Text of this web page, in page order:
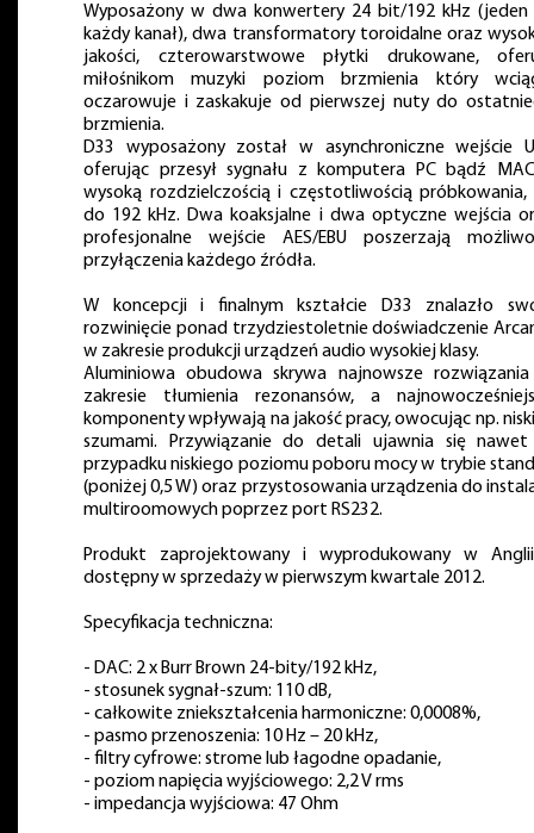
Wyposażony w dwa konwertery 24 bit/192 kHz (jeden
każdy kanał), dwa transformatory toroidalne oraz
jakości, czterowarstwowe płytki drukowane,
miłośnikom muzyki poziom brzmienia który
oczarowuje i zaskakuje od pierwszej nuty do
brzmienia.
D33 wyposażony został w asynchroniczne wejście
oferując przesył sygnału z komputera PC bądź
wysoką rozdzielczością i częstotliwością próbkowania,
do 192 kHz. Dwa koaksjalne i dwa optyczne wejścia
profesjonalne wejście AES/EBU poszerzają
przyłączenia każdego źródła.
W koncepcji i finalnym kształcie D33 znalazło
rozwinięcie ponad trzydziestoletnie doświadczenie
w zakresie produkcji urządzeń audio wysokiej klasy.
Aluminiowa obudowa skrywa najnowsze
zakresie tłumienia rezonansów, a
komponenty wpływają na jakość pracy, owocując np.
szumami. Przywiązanie do detali ujawnia się
przypadku niskiego poziomu poboru mocy w trybie
(poniżej 0,5 W) oraz przystosowania urządzenia do
multiroomowych poprzez port RS232.
Produkt zaprojektowany i wyprodukowany w
dostępny w sprzedaży w pierwszym kwartale 2012.
Specyfikacja techniczna:
- DAC: 2 x Burr Brown 24-bity/192 kHz,
- stosunek sygnał-szum: 110 dB,
- całkowite zniekształcenia harmoniczne: 0,0008%,
- pasmo przenoszenia: 10 Hz – 20 kHz,
- filtry cyfrowe: strome lub łagodne opadanie,
- poziom napięcia wyjściowego: 2,2 V rms
- impedancja wyjściowa: 47 Ohm